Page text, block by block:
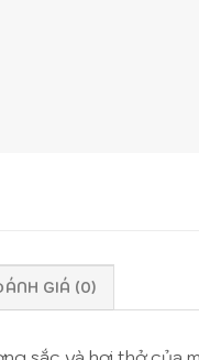
GIÁ (0)